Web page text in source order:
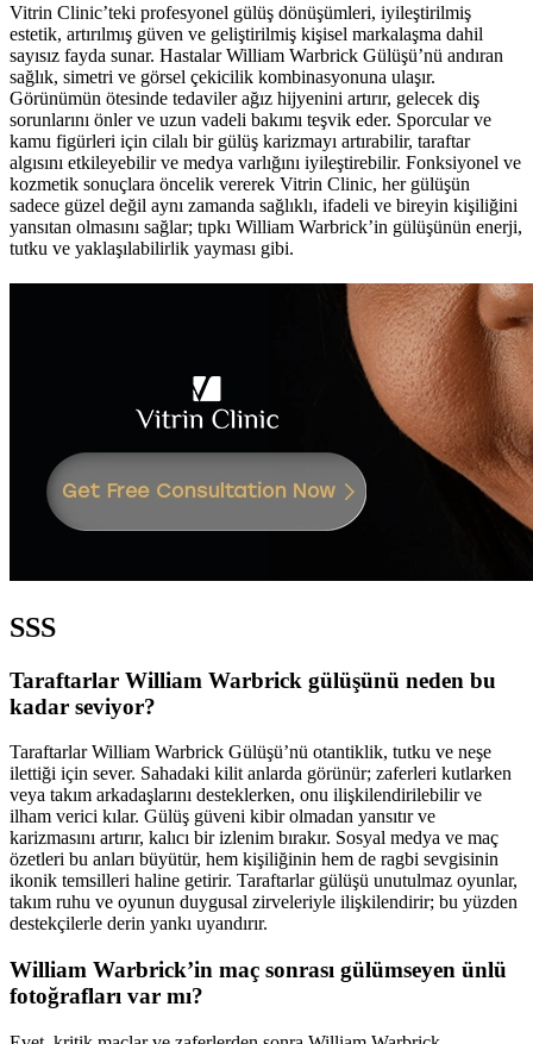
Vitrin Clinic’teki profesyonel gülüş dönüşümleri, iyileştirilmiş
estetik, artırılmış güven ve geliştirilmiş kişisel markalaşma dahil
sayısız fayda sunar. Hastalar William Warbrick Gülüşü’nü andıran
sağlık, simetri ve görsel çekicilik kombinasyonuna ulaşır.
Görünümün ötesinde tedaviler ağız hijyenini artırır, gelecek diş
sorunlarını önler ve uzun vadeli bakımı teşvik eder. Sporcular ve
kamu figürleri için cilalı bir gülüş karizmayı artırabilir, taraftar
algısını etkileyebilir ve medya varlığını iyileştirebilir. Fonksiyonel ve
kozmetik sonuçlara öncelik vererek Vitrin Clinic, her gülüşün
sadece güzel değil aynı zamanda sağlıklı, ifadeli ve bireyin kişiliğini
yansıtan olmasını sağlar; tıpkı William Warbrick’in gülüşünün enerji,
tutku ve yaklaşılabilirlik yayması gibi.
SSS
Taraftarlar William Warbrick gülüşünü neden bu
kadar seviyor?
Taraftarlar William Warbrick Gülüşü’nü otantiklik, tutku ve neşe
ilettiği için sever. Sahadaki kilit anlarda görünür; zaferleri kutlarken
veya takım arkadaşlarını desteklerken, onu ilişkilendirilebilir ve
ilham verici kılar. Gülüş güveni kibir olmadan yansıtır ve
karizmasını artırır, kalıcı bir izlenim bırakır. Sosyal medya ve maç
özetleri bu anları büyütür, hem kişiliğinin hem de ragbi sevgisinin
ikonik temsilleri haline getirir. Taraftarlar gülüşü unutulmaz oyunlar,
takım ruhu ve oyunun duygusal zirveleriyle ilişkilendirir; bu yüzden
destekçilerle derin yankı uyandırır.
William Warbrick’in maç sonrası gülümseyen ünlü
fotoğrafları var mı?